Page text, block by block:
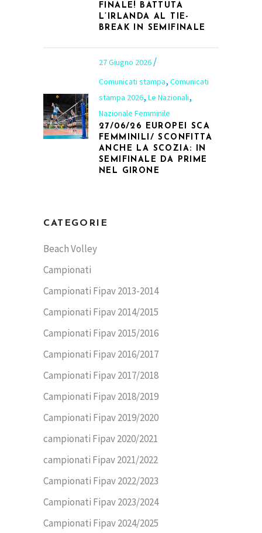
FINALE! BATTUTA
L’IRLANDA AL TIE-
BREAK IN SEMIFINALE
27 Giugno 2026
Comunicati stampa, Comunicati
stampa 2026, Le Nazionali,
Nazionale Femminile
27/06/26 EUROPEI SCA
FEMMINILI/ SCONFITTA
ANCHE LA SCOZIA: IN
SEMIFINALE DA PRIME
NEL GIRONE
CATEGORIE
Beach Volley
Campionati
Campionati Fipav 2013-2014
Campionati Fipav 2014/2015
Campionati Fipav 2015/2016
Campionati Fipav 2016/2017
Campionati Fipav 2017/2018
Campionati Fipav 2018/2019
Campionati Fipav 2019/2020
campionati Fipav 2020/2021
campionati Fipav 2021/2022
Campionati Fipav 2022/2023
Campionati Fipav 2023/2024
Campionati Fipav 2024/2025